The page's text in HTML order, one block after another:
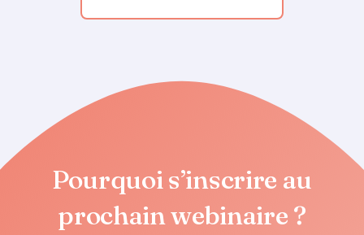
Pourquoi s’inscrire au
prochain webinaire ?